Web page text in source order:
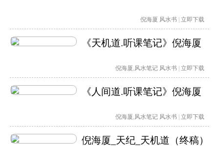
倪海厦 风水书 | 立即下载
《天机道.听课笔记》倪海厦
倪海厦 风水笔记 风水书 | 立即下载
《人间道.听课笔记》倪海厦
倪海厦 风水笔记 风水书 | 立即下载
倪海厦_天纪_天机道（终稿）